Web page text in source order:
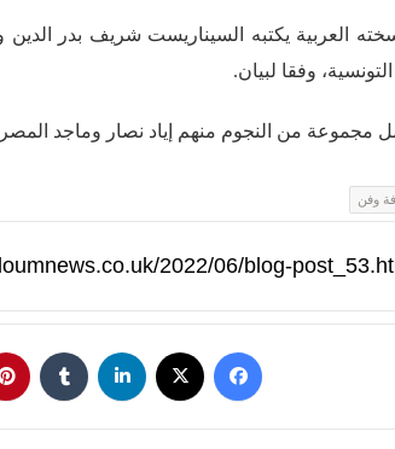
العربية يكتبه السيناريست شريف بدر الدين
وفقا لبيان.
مجموعة من النجوم منهم إياد نصار وماجد
وفن